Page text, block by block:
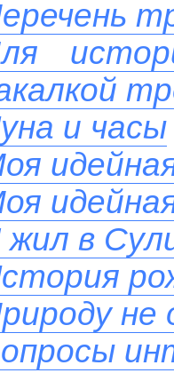
и часы
жил в
не